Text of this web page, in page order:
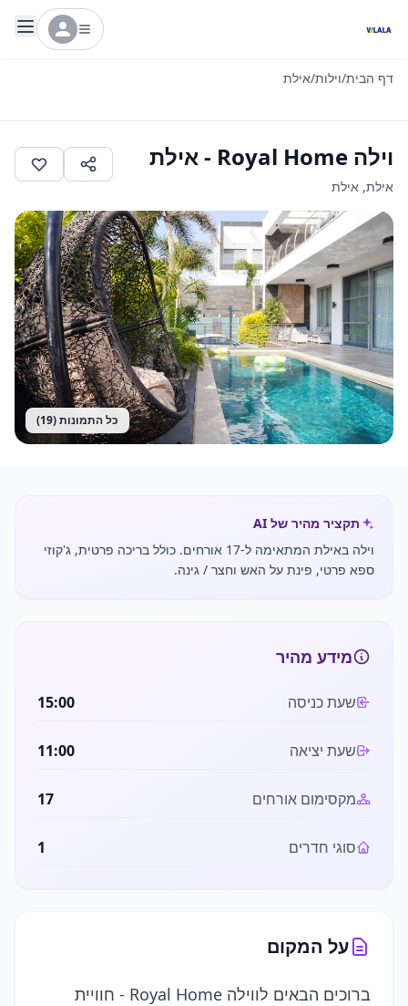
דף הבית/וילות/אילת
וילה Royal Home - אילת
אילת, אילת
כל התמונות (19
)
תקציר מהיר של AI
וילה באילת המתאימה ל-17 אורחים. כולל בריכה פרטית, ג'קוזי
ספא פרטי, פינת על האש וחצר / גינה.
מידע מהיר
שעת כניסה 15:00
שעת יציאה 11:00
מקסימום אורחים 17
סוגי חדרים 1
על המקום
ברוכים הבאים לווילה Royal Home - חוויית